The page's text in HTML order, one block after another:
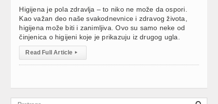
Higijena je pola zdravlja – to niko ne može da ospori.
Kao važan deo naše svakodnevnice i zdravog života,
higijena može biti i zanimljiva. Ovo su samo neke od
činjenica o higijeni koje je prikazuju iz drugog ugla.
Read Full Article ▸